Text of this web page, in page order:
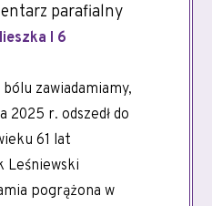
parafialny
I 6
zawiadamiamy,
2025 r. odszedł do
61 lat
Leśniewski
pogrążona w